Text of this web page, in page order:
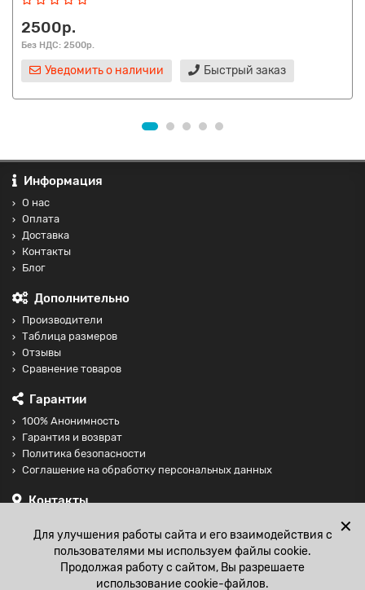
2500р.
Без НДС: 2500р.
Уведомить о наличии Быстрый заказ
Информация
О нас
Оплата
Доставка
Контакты
Блог
Дополнительно
Производители
Таблица размеров
Отзывы
Сравнение товаров
Гарантии
100% Анонимность
Гарантия и возврат
Политика безопасности
Соглашение на обработку персональных данных
Контакты
sales@fisting-shop.ru
✕
Для улучшения работы сайта и его взаимодействия с
пользователями мы используем файлы cookie.
Продолжая работу с сайтом, Вы разрешаете
использование cookie-файлов.